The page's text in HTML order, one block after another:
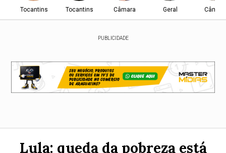
Tocantins Tocantins Câmara Geral
PUBLICIDADE
Lula: queda da pobreza está